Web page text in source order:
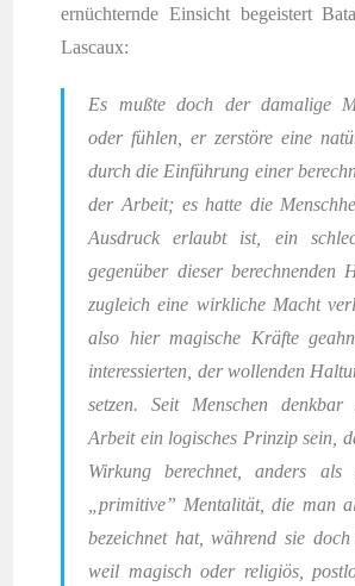
ernüch­tern­de Ein­sicht begeis­tert
Lascaux:
Es muß­te doch der dama­li­ge
oder füh­len, er zer­stö­re eine
durch die Ein­füh­rung einer
der Arbeit; es hat­te die
Aus­druck erlaubt ist, ein
gegen­über die­ser berech­nen­den
zugleich eine wirk­li­che Macht
also hier magi­sche Kräf­te
inter­es­sier­ten, der wol­len­den
set­zen. Seit Men­schen
Arbeit ein logi­sches Prin­zip sein,
Wir­kung berech­net, anders als
„pri­mi­ti­ve” Men­ta­li­tät, die man
bezeich­net hat, wäh­rend sie
weil magisch oder reli­gi­ös,